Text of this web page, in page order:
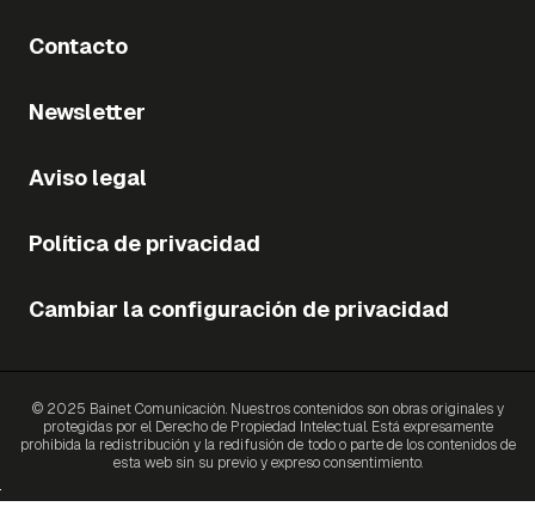
Contacto
Newsletter
Aviso legal
Política de privacidad
Cambiar la configuración de privacidad
© 2025 Bainet Comunicación. Nuestros contenidos son obras originales y
protegidas por el Derecho de Propiedad Intelectual. Está expresamente
prohibida la redistribución y la redifusión de todo o parte de los contenidos de
esta web sin su previo y expreso consentimiento.